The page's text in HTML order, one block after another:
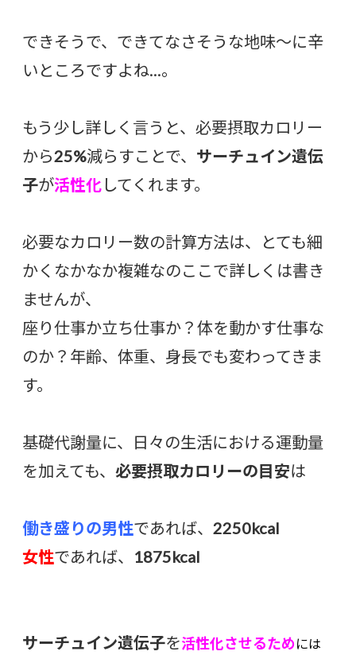
できそうで、できてなさそうな地味〜に辛
いところですよね…。
もう少し詳しく言うと、必要摂取カロリー
から25%減らすことで、 サーチュイン遺伝
子が活性化 してくれます。
必要なカロリー数の計算方法は、とても細
かくなかなか複雑なのここで詳しくは書き
ませんが、
座り仕事か立ち仕事か？体を動かす仕事な
のか？年齢、体重、身長でも変わってきま
す。
基礎代謝量に、日々の生活における運動量
を加えても、 必要摂取カロリーの目安は
働き盛りの男性であれば、 2250kcal
女性であれば、 1875kcal
サーチュイン遺伝子を活性化させるためには